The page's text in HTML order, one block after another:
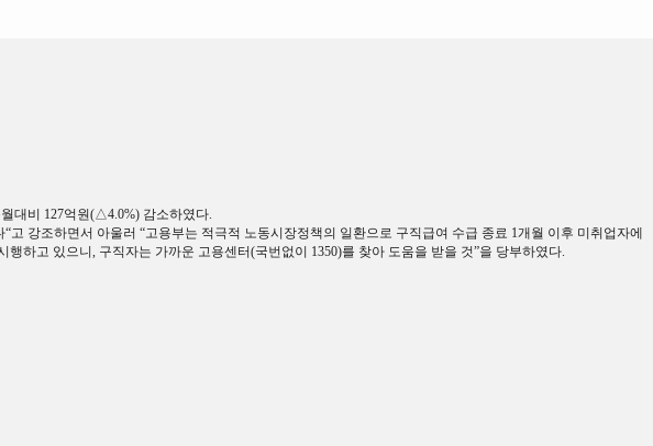
대비 127억원(△4.0%) 감소하였다.
강조하면서 아울러 “고용부는 적극적 노동시장정책의 일환으로 구직급여 수급 종료 1개월 이후 미취업자에
하고 있으니, 구직자는 가까운 고용센터(국번없이 1350)를 찾아 도움을 받을 것”을 당부하였다.